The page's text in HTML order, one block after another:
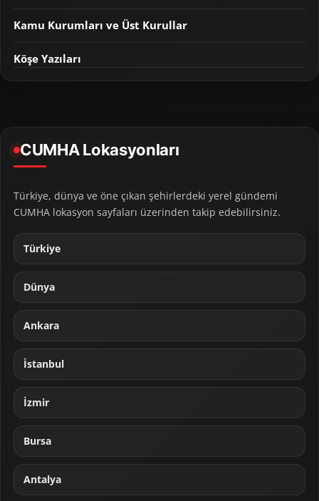
Kamu Kurumları ve Üst Kurullar
Köşe Yazıları
CUMHA Lokasyonları
Türkiye, dünya ve öne çıkan şehirlerdeki yerel gündemi
CUMHA lokasyon sayfaları üzerinden takip edebilirsiniz.
Türkiye
Dünya
Ankara
İstanbul
İzmir
Bursa
Antalya